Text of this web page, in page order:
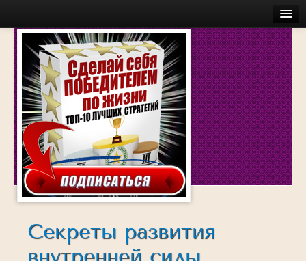
Главная
Бесплатное
Моя История
Об авторе
Обучение
Услуги
Аудио
Беседы с успешными людьми
Секреты развития